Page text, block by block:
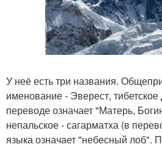
У неё есть три названия.
именование - Эверест,
переводе означает "Матерь,
непальское - сагарматха (в
языка означает "небесный лоб".